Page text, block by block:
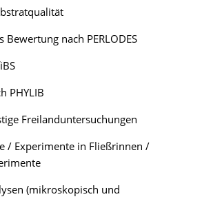
nach PERLODES
PHYLIB
Freilanduntersuchungen
/ Experimente in Fließrinnen /
(mikroskopisch und